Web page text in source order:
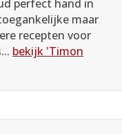
perfect hand in
maar
recepten voor
bekijk 'Timon